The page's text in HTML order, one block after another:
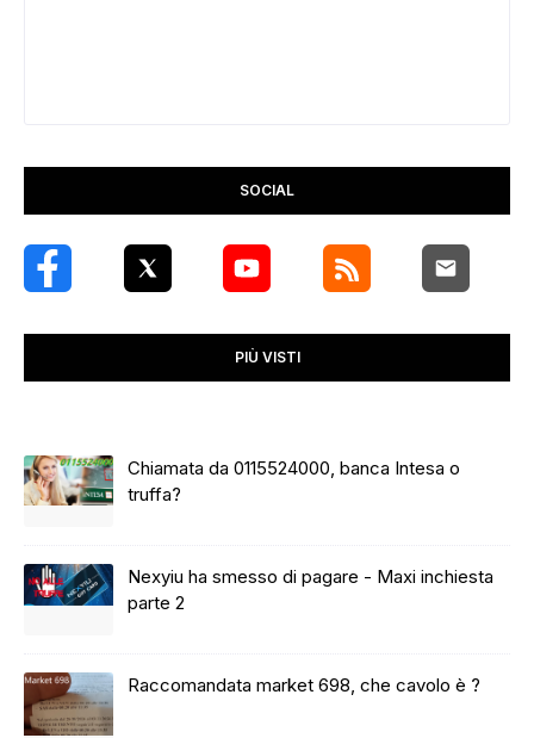
SOCIAL
PIÙ VISTI
Chiamata da 0115524000, banca Intesa o
truffa?
Nexyiu ha smesso di pagare - Maxi inchiesta
parte 2
Raccomandata market 698, che cavolo è ?